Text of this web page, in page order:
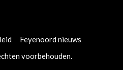
Feyenoord nieuws
voorbehouden.